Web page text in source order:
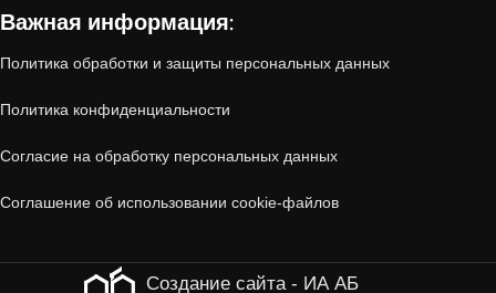
1. Проверенное состояние
Все автомобили, принятые по trade-in,
Технический осмотр(двигатель, коробка
Важная информация:
Политика обработки и защиты персональных данных
Политика конфиденциальности
Согласие на обработку персональных данных
Соглашение об использовании cookie-файлов
Создание сайта - ИА АБ